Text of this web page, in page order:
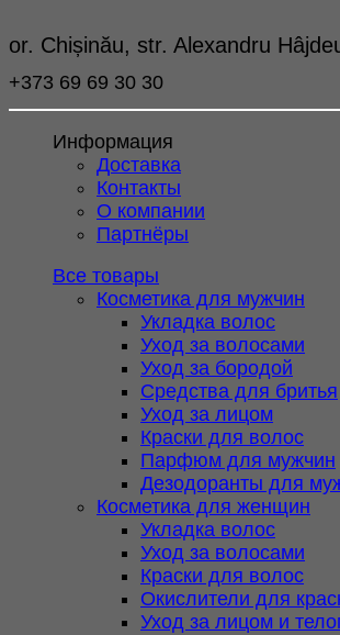
or. Chișinău, str. Alexandru
+373 69 69 30 30
Информация
Доставка
Контакты
О компании
Партнёры
Все товары
Косметика для мужчин
Укладка волос
Уход за волосами
Уход за бородой
Средства для бритья
Уход за лицом
Краски для волос
Парфюм для мужчин
Дезодоранты для
Косметика для женщин
Укладка волос
Уход за волосами
Краски для волос
Окислители для
Уход за лицом и